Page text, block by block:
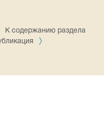
К содержанию раздела